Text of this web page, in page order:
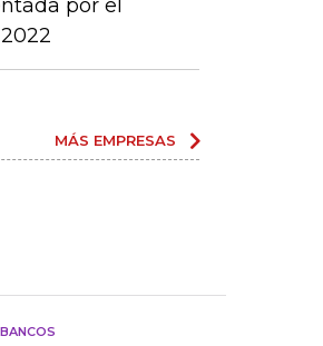
por el
MÁS EMPRESAS
BANCOS